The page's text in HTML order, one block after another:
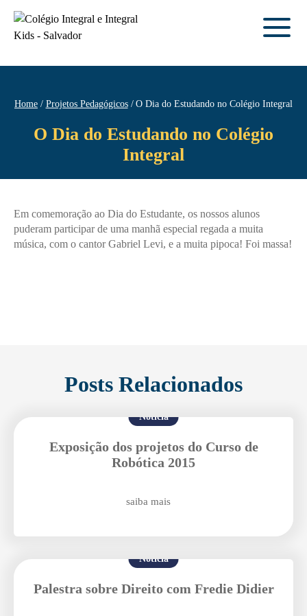
Home Projetos Pedagógicos O Dia do Estudando no Colégio Integral
O Dia do Estudando no Colégio
Integral
Em comemoração ao Dia do Estudante, os nossos alunos
puderam participar de uma manhã especial regada a muita
música, com o cantor Gabriel Levi, e a muita pipoca! Foi massa!
Posts Relacionados
Notícia
Exposição dos projetos do Curso de
Robótica 2015
saiba mais
Notícia
Palestra sobre Direito com Fredie Didier